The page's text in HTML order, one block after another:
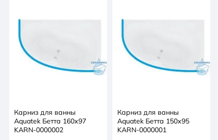
Карниз для ванны
Aquatek Бетта 160х97
KARN-0000002
Карниз для ванны
Aquatek Бетта 150х95
KARN-0000001